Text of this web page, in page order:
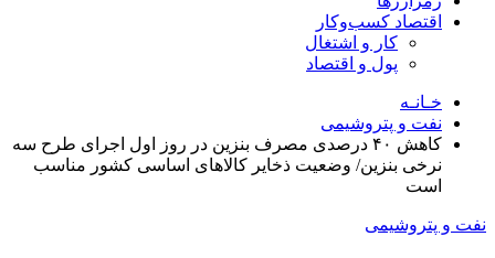
اقتصاد کسب‌و‌کار
کار و اشتغال
پول و اقتصاد
خـانـه
نفت و پتروشیمی
کاهش ۴۰ درصدی مصرف بنزین در روز اول اجرای طرح سه
نرخی بنزین/ وضعیت ذخایر کالا‌های اساسی کشور مناسب
است
نفت و پتروشیمی